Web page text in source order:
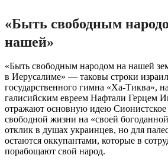
«Быть ​​свободным
нашей»
«Быть ​​свободным народом на нашей
в Иерусалиме» — таковы строки
государственного гимна «Ха-Тиква»,
галисийским евреем Нафтали Герцем
отражают основную идею
свободной жизни на «своей
отклик в душах украинцев, но для
остаются оккупантами, которые в
порабощают свой народ.